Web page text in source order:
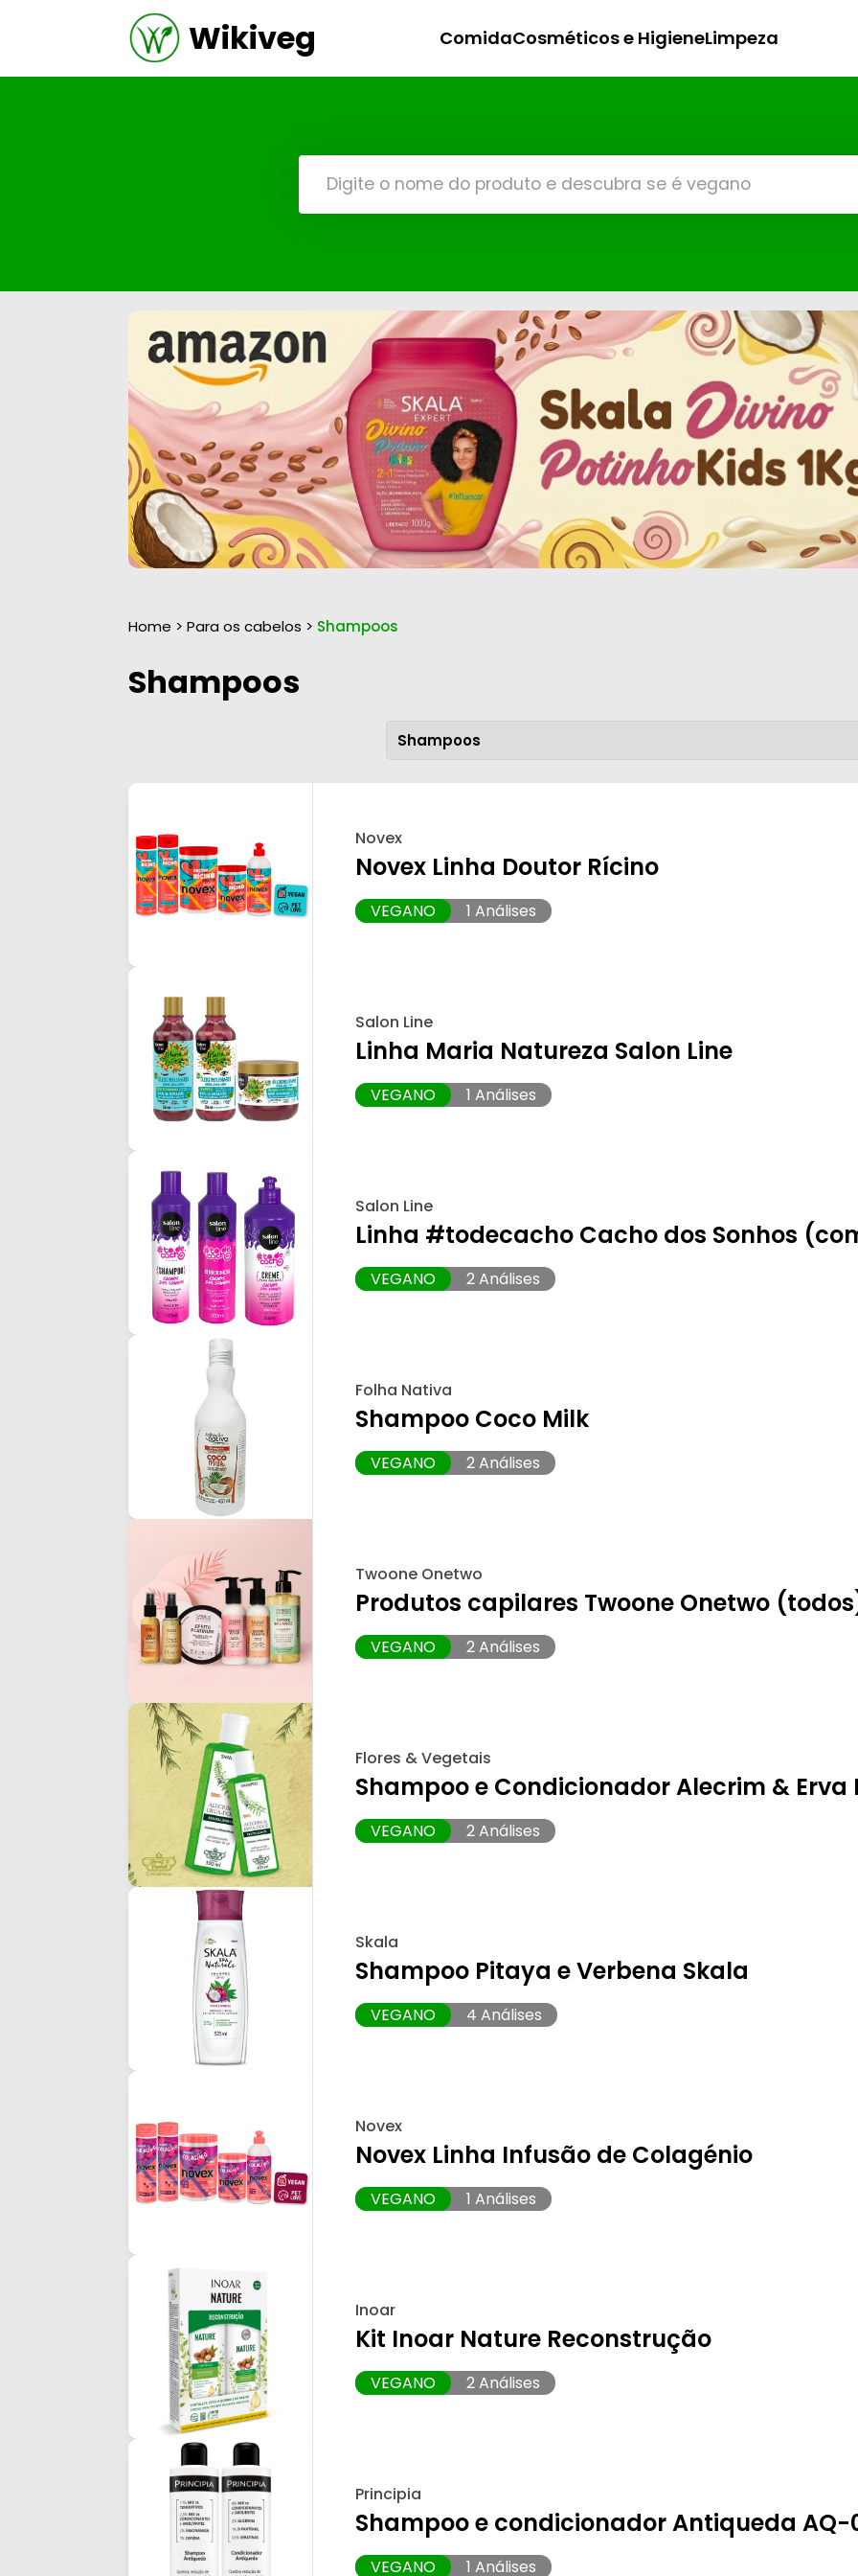
Wikiveg ComidaCosméticos e HigieneLimpeza
Home >Para os cabelos > Shampoos
Shampoos
Novex
Novex Linha Doutor Rícino
VEGANO 1 Análises
Salon Line
Linha Maria Natureza Salon Line
VEGANO 1 Análises
Salon Line
Linha #todecacho Cacho dos Sonhos
VEGANO 2 Análises
Folha Nativa
Shampoo Coco Milk
VEGANO 2 Análises
Twoone Onetwo
Produtos capilares Twoone Onetwo
VEGANO 2 Análises
Flores & Vegetais
Shampoo e Condicionador Alecrim & Erva
VEGANO 2 Análises
Skala
Shampoo Pitaya e Verbena Skala
VEGANO 4 Análises
Novex
Novex Linha Infusão de Colagénio
VEGANO 1 Análises
Inoar
Kit Inoar Nature Reconstrução
VEGANO 2 Análises
Principia
Shampoo e condicionador Antiqueda AQ-
VEGANO 1 Análises